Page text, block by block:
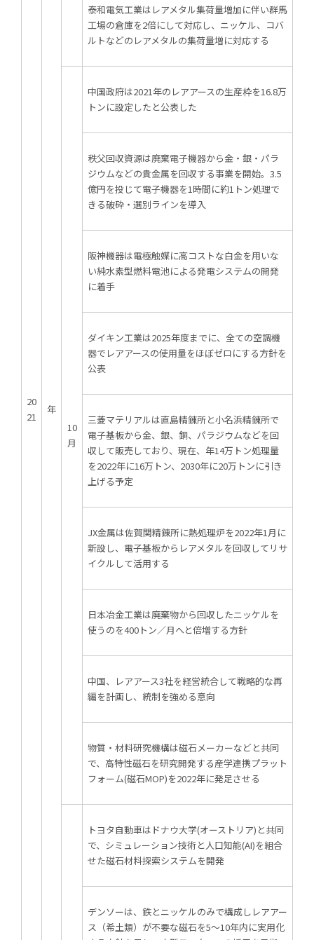
求人
広告配信のご案内
20
21
年
泰和電気工業はレアメタル集荷量増加に伴い群馬
工場の倉庫を2倍にして対応し、ニッケル、コバ
ルトなどのレアメタルの集荷量増に対応する
10
月
中国政府は2021年のレアアースの生産枠を16.8万
トンに設定したと公表した
秩父回収資源は廃棄電子機器から金・銀・パラ
ジウムなどの貴金属を回収する事業を開始。3.5
億円を投じて電子機器を1時間に約1トン処理で
きる破砕・選別ラインを導入
阪神機器は電極触媒に高コストな白金を用いな
い純水素型燃料電池による発電システムの開発
に着手
ダイキン工業は2025年度までに、全ての空調機
器でレアアースの使用量をほぼゼロにする方針を
公表
三菱マテリアルは直島精錬所と小名浜精錬所で
電子基板から金、銀、銅、パラジウムなどを回
収して販売しており、現在、年14万トン処理量
を2022年に16万トン、2030年に20万トンに引き
上げる予定
JX金属は佐賀関精錬所に熱処理炉を2022年1月に
新設し、電子基板からレアメタルを回収してリサ
イクルして活用する
日本冶金工業は廃棄物から回収したニッケルを
使うのを400トン／月へと倍増する方針
中国、レアアース3社を経営統合して戦略的な再
編を計画し、統制を強める意向
物質・材料研究機構は磁石メーカーなどと共同
で、高特性磁石を研究開発する産学連携プラット
フォーム(磁石MOP)を2022年に発足させる
トヨタ自動車はドナウ大学(オーストリア)と共同
で、シミュレーション技術と人口知能(AI)を組合
せた磁石材料探索システムを開発
デンソーは、鉄とニッケルのみで構成しレアアー
ス（希土類）が不要な磁石を5～10年内に実用化